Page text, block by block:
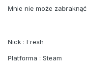
Mnie nie może zabraknąć
Nick : Fresh
Platforma : Steam